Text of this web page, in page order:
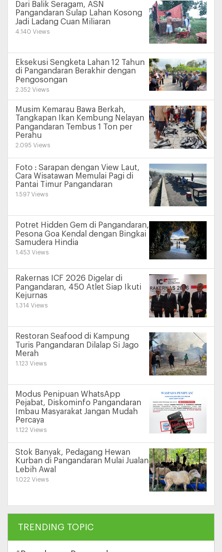
Dari Balik Seragam, ASN
Pangandaran Sulap Lahan Kosong
Jadi Ladang Cuan Miliaran
4.140 Views
Eksekusi Sengketa Lahan 12 Tahun
di Pangandaran Berakhir dengan
Pengosongan
2.352 Views
Musim Kemarau Bawa Berkah,
Tangkapan Ikan Kembung Nelayan
Pangandaran Tembus 1 Ton per
Perahu
2.095 Views
Foto : Sarapan dengan View Laut,
Cara Wisatawan Memulai Pagi di
Pantai Timur Pangandaran
1.597 Views
Potret Hidden Gem di Pangandaran,
Pesona Goa Kendal dengan Bingkai
Samudera Hindia
1.453 Views
Rakernas ICF 2026 Digelar di
Pangandaran, 450 Atlet Siap Ikuti
Kejurnas
1.314 Views
Restoran Seafood di Kampung
Turis Pangandaran Dilalap Si Jago
Merah
1.123 Views
Modus Penipuan WhatsApp
Pejabat, Diskominfo Pangandaran
Imbau Masyarakat Jangan Mudah
Percaya
1.122 Views
Stok Banyak, Pedagang Hewan
Kurban di Pangandaran Mulai Jualan
Lebih Awal
1.022 Views
TRENDING TOPIC